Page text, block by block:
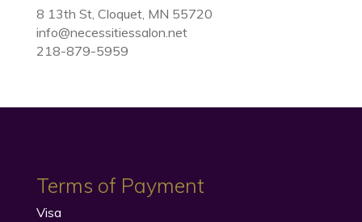
8 13th St, Cloquet, MN 55720
info@necessitiessalon.net
218-879-5959
Terms of Payment
Visa